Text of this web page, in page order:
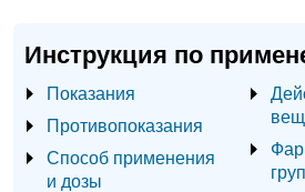
Инструкция по
Показания
Противопоказания
Способ применения
и дозы